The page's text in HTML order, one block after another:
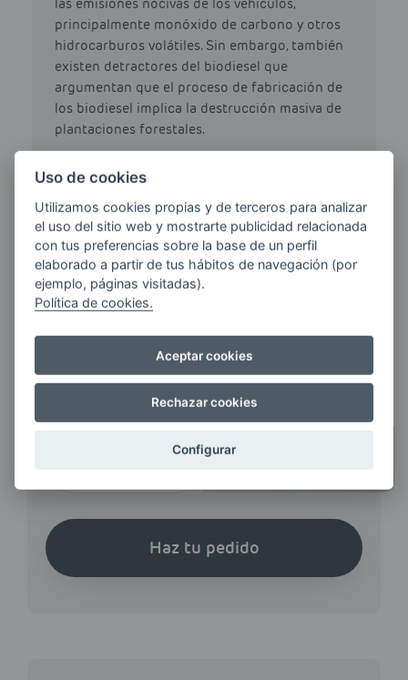
las emisiones nocivas de los vehículos,
principalmente monóxido de carbono y otros
hidrocarburos volátiles. Sin embargo, también
existen detractores del biodiesel que
argumentan que el proceso de fabricación de
los biodiesel implica la destrucción masiva de
plantaciones forestales.
HAZ TU PEDIDO DE
GASOIL CALEFACCIÓN
CANTIDAD
CUANTOS MÁS LITROS
Haz tu pedido
Uso de cookies
Utilizamos cookies propias y de terceros para analizar
el uso del sitio web y mostrarte publicidad relacionada
con tus preferencias sobre la base de un perfil
elaborado a partir de tus hábitos de navegación (por
ejemplo, páginas visitadas).
Política de cookies.
Aceptar cookies
Rechazar cookies
Configurar